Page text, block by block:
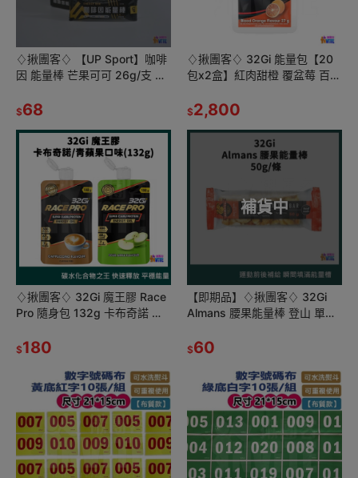
♢揪團客♢ 【UP Sport】咖啡
因 能量棒 芒果可可 26g/支 咖
給 自行車補給
$68
♢揪團客♢ 32Gi 能量包【20
包x2盒】紅肉甜橙 覆盆莓 百香
拉松 補給
$2,800
♢揪團客♢ 32Gi 魔王膠 Race
Pro 隨身包 132g 卡布奇諾 青
$180
補貨中
【即期品】♢揪團客♢ 32Gi
Almans 腰果能量棒 登山 單車
動補給
$60